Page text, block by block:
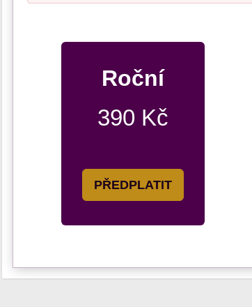
Roční
390 Kč
PŘEDPLATIT